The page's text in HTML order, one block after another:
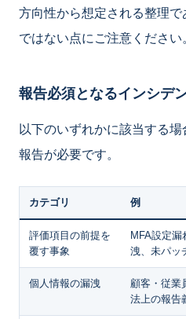
方向性から想定される整理
ではない点にご注意ください
報告必須となるインシデ
以下のいずれかに該当する
報告が必要です。
カテゴリ 例
評価項目の前提を
覆す事象
MFA設定
洩、未パッ
個人情報の漏洩
顧客・従業
法上の報告